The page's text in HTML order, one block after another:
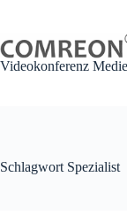
springen
Videokonferenz
Schlagwort Spezialist